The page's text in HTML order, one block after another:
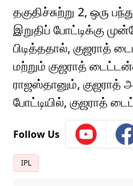
தகுதிச்சுற்று 2, ஒரு
இறுதிப் போட்டிக்கு
பிடித்ததால், குஜராத்
மற்றும் குஜராத்
ராஜஸ்தானும், குஜராத்
போட்டியில், குஜராத்
Follow Us
IPL